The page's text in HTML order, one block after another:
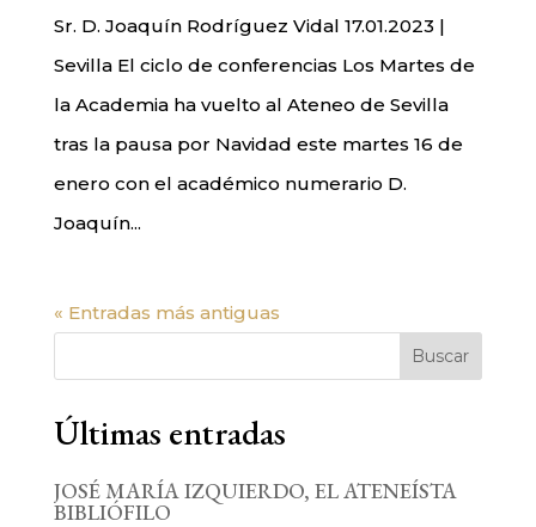
Sr. D. Joaquín Rodríguez Vidal 17.01.2023 |
Sevilla El ciclo de conferencias Los Martes de
la Academia ha vuelto al Ateneo de Sevilla
tras la pausa por Navidad este martes 16 de
enero con el académico numerario D.
Joaquín...
« Entradas más antiguas
Buscar
Últimas entradas
JOSÉ MARÍA IZQUIERDO, EL ATENEÍSTA
BIBLIÓFILO